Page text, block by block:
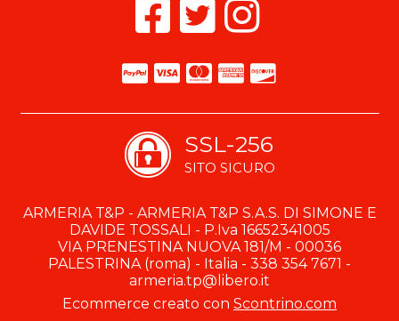
SSL-256
SITO SICURO
ARMERIA T&P - ARMERIA T&P S.A.S. DI SIMONE E
DAVIDE TOSSALI - P.Iva 16652341005
VIA PRENESTINA NUOVA 181/M - 00036
PALESTRINA (roma) - Italia - 338 354 7671 -
armeria.tp@libero.it
Ecommerce creato con Scontrino.com